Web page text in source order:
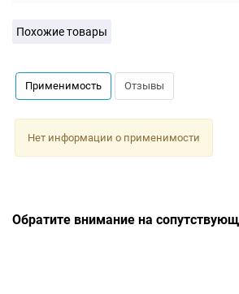
Похожие товары
Применимость Отзывы
Нет информации о применимости
Обратите внимание на